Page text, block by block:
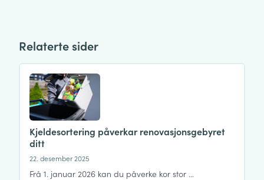
Relaterte sider
Kjeldesortering påverkar renovasjonsgebyret
ditt
22. desember 2025
Frå 1. januar 2026 kan du påverke kor stor …